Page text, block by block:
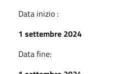
Data inizio :
1 settembre 2024
Data fine: